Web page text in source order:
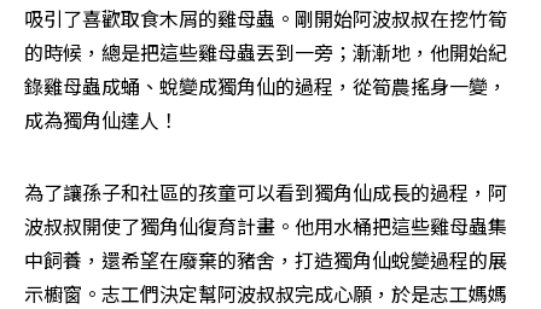
吸引了喜歡取食木屑的雞母蟲。剛開始阿波叔叔在挖竹筍
的時候，總是把這些雞母蟲丟到一旁；漸漸地，他開始紀
錄雞母蟲成蛹、蛻變成獨角仙的過程，從筍農搖身一變，
成為獨角仙達人！
為了讓孫子和社區的孩童可以看到獨角仙成長的過程，阿
波叔叔開使了獨角仙復育計畫。他用水桶把這些雞母蟲集
中飼養，還希望在廢棄的豬舍，打造獨角仙蛻變過程的展
示櫥窗。志工們決定幫阿波叔叔完成心願，於是志工媽媽